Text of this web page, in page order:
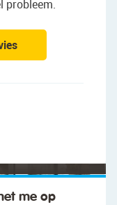
probleem.
me op